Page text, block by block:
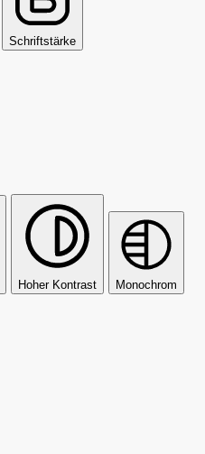
Schriftstärke
Hoher Kontrast Monochrom